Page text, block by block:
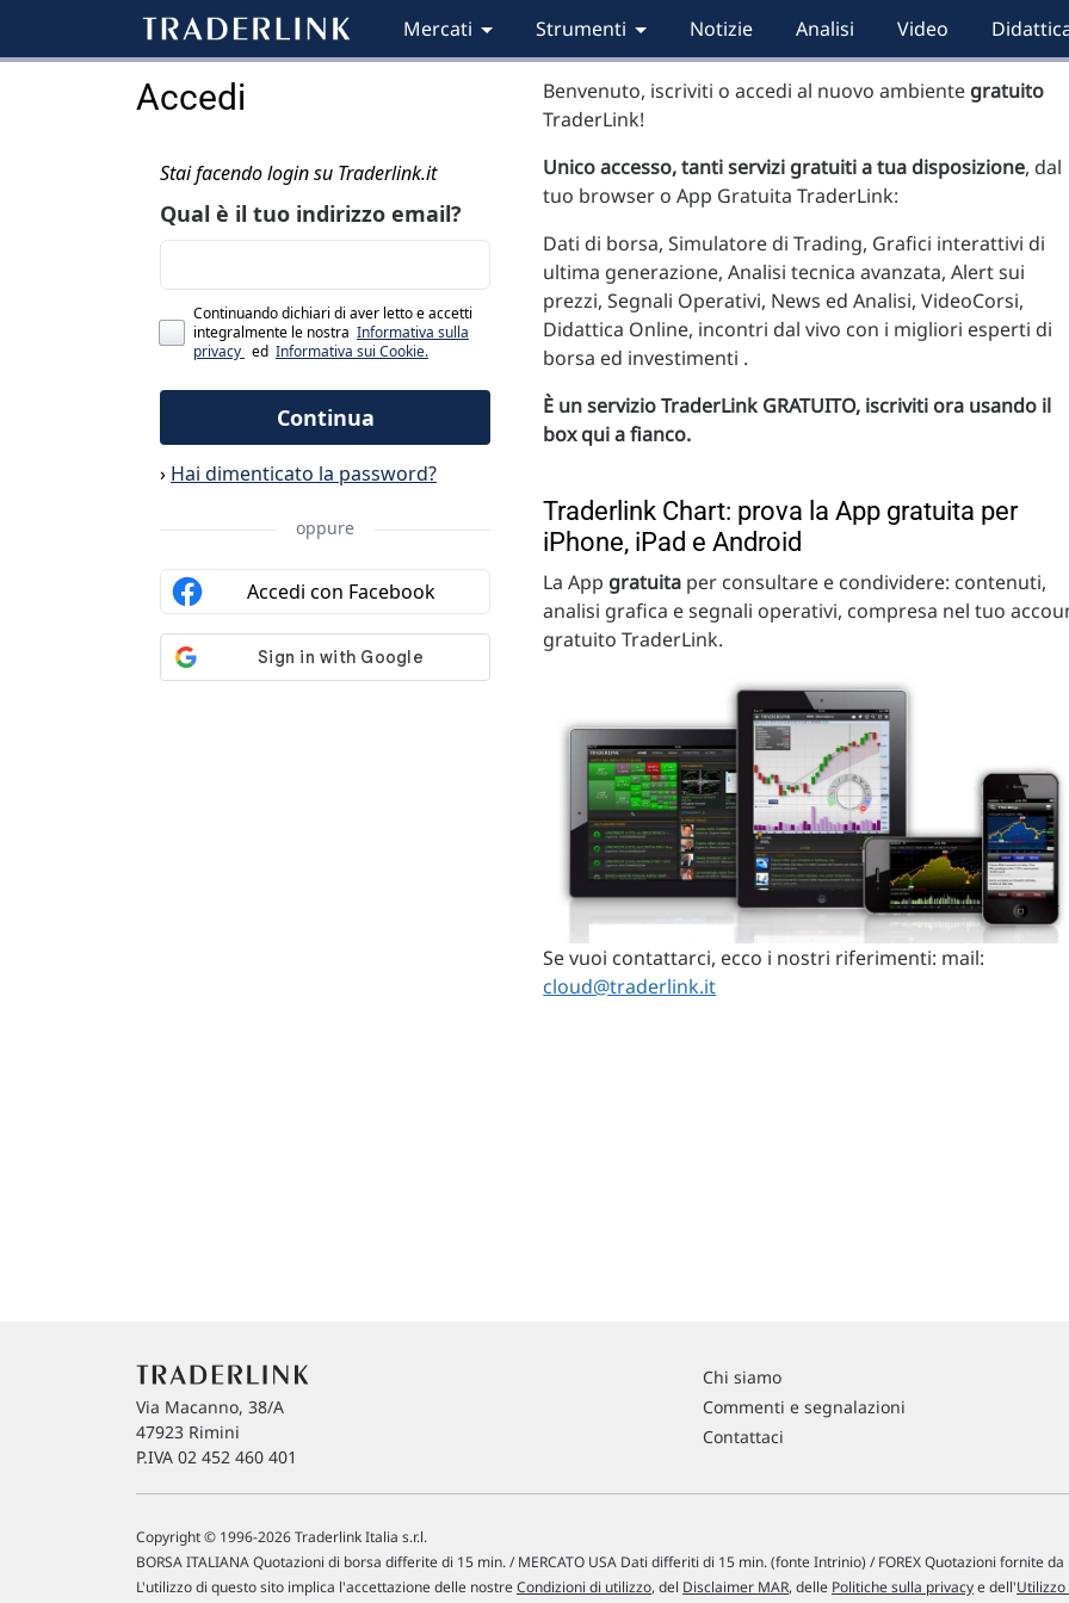
Mercati Strumenti Notizie Analisi Video
Accedi Benvenuto, iscriviti o accedi al nuovo ambiente gratuito
TraderLink!
Unico accesso, tanti servizi gratuiti a tua disposizione, dal
tuo browser o App Gratuita TraderLink:
Dati di borsa, Simulatore di Trading, Grafici interattivi di
ultima generazione, Analisi tecnica avanzata, Alert sui
prezzi, Segnali Operativi, News ed Analisi, VideoCorsi,
Didattica Online, incontri dal vivo con i migliori esperti di
borsa ed investimenti .
È un servizio TraderLink GRATUITO, iscriviti ora usando il
box qui a fianco.
Traderlink Chart: prova la App gratuita per
iPhone, iPad e Android
La App gratuita per consultare e condividere: contenuti,
analisi grafica e segnali operativi, compresa nel tuo
gratuito TraderLink.
Se vuoi contattarci, ecco i nostri riferimenti: mail:
cloud@traderlink.it
Via Macanno, 38/A
47923 Rimini
P.IVA 02 452 460 401
Chi siamo
Commenti e segnalazioni
Contattaci
Copyright © 1996-2026 Traderlink Italia s.r.l.
BORSA ITALIANA Quotazioni di borsa differite di 15 min. / MERCATO USA Dati differiti di 15 min. (fonte Intrinio) / FOREX Quotazioni fornite da
L'utilizzo di questo sito implica l'accettazione delle nostreCondizioni di utilizzo, del Disclaimer MAR, delle Politiche sulla privacye dell'